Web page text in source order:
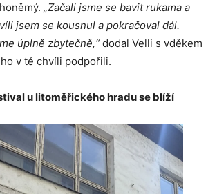
„Začali jsme se bavit rukama a
jsem se kousnul a pokračoval dál.
úplně zbytečně,“dodal Velli s vděkem
v té chvíli podpořili.
u litoměřického hradu se blíží